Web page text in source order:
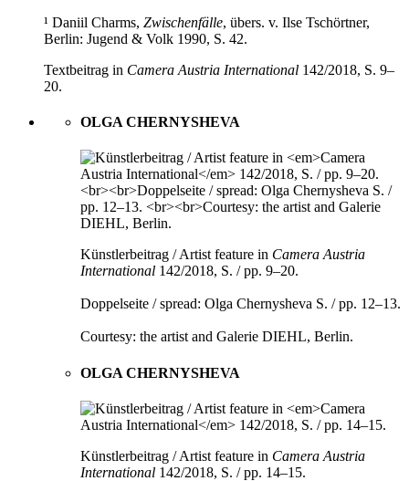
¹ Daniil Charms, Zwischenfälle, übers. v. Ilse Tschörtner,
Berlin: Jugend & Volk 1990, S. 42.
Textbeitrag in Camera Austria International 142/2018, S. 9–
20.
OLGA CHERNYSHEVA
Künstlerbeitrag / Artist feature in Camera Austria
International 142/2018, S. / pp. 9–20.
Doppelseite / spread: Olga Chernysheva S. / pp. 12–13.
Courtesy: the artist and Galerie DIEHL, Berlin.
OLGA CHERNYSHEVA
Künstlerbeitrag / Artist feature in Camera Austria
International 142/2018, S. / pp. 14–15.